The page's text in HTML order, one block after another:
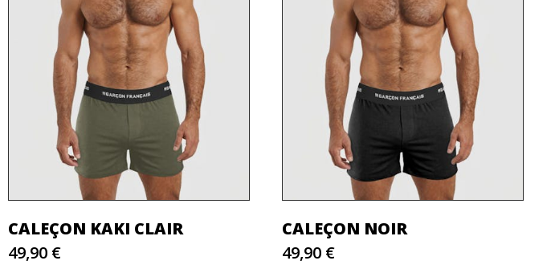
CALEÇON KAKI CLAIR
49,90 €
CALEÇON NOIR
49,90 €